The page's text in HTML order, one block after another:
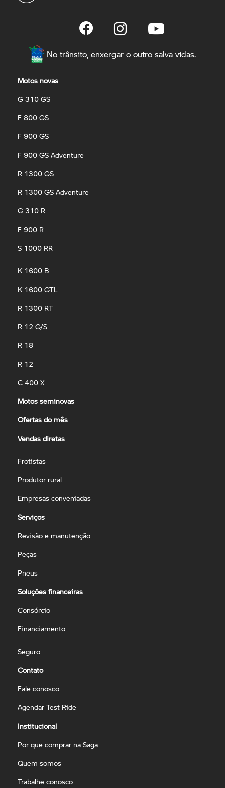
No trânsito, enxergar o outro salva vidas.
Motos novas
G 310 GS
F 800 GS
F 900 GS
F 900 GS Adventure
R 1300 GS
R 1300 GS Adventure
G 310 R
F 900 R
S 1000 RR
K 1600 B
K 1600 GTL
R 1300 RT
R 12 G/S
R 18
R 12
C 400 X
Motos seminovas
Ofertas do mês
Vendas diretas
Frotistas
Produtor rural
Empresas conveniadas
Serviços
Revisão e manutenção
Peças
Pneus
Soluções financeiras
Consórcio
Financiamento
Seguro
Contato
Fale conosco
Agendar Test Ride
Institucional
Por que comprar na Saga
Quem somos
Trabalhe conosco